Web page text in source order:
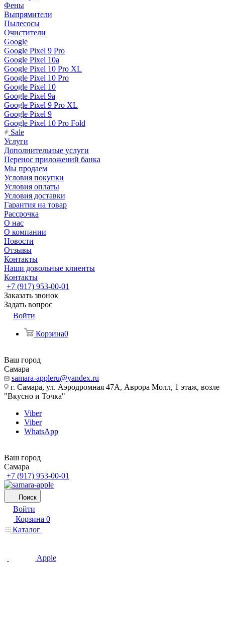
Фены
Выпрямители
Пылесосы
Очистители
Google
Google Pixel 9 Pro
Google Pixel 10a
Google Pixel 10 Pro XL
Google Pixel 10 Pro
Google Pixel 10
Google Pixel 9a
Google Pixel 9 Pro XL
Google Pixel 9
Google Pixel 10 Pro Fold
Sale
Услуги
Дополнительные услуги
Перенос приложений банка
Мы продаем
Условия покупки
Условия оплаты
Условия доставки
Гарантия на товар
Рассрочка
О нас
О компании
Новости
Отзывы
Контакты
Наши довольные клиенты
Контакты
+7 (917) 953-00-01
Заказать звонок
Задать вопрос
Войти
Корзина0
Ваш город
Самара
samara-appleru@yandex.ru
г. Самара, ул. Аэродромная 47А, Аврора Молл, 1 этаж, возле
"Вкусно и Точка"
Viber
Viber
WhatsApp
Ваш город
Самара
+7 (917) 953-00-01
Поиск
Войти
Корзина 0
Каталог
Apple